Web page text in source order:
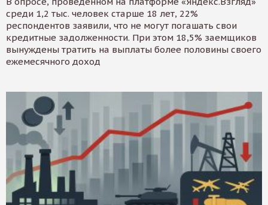
среди 1,2 тыс. человек старше 18 лет, 22%
респондентов заявили, что не могут погашать свои
кредитные задолженности. При этом 18,5% заемщиков
вынуждены тратить на выплаты более половины своего
ежемесячного доход